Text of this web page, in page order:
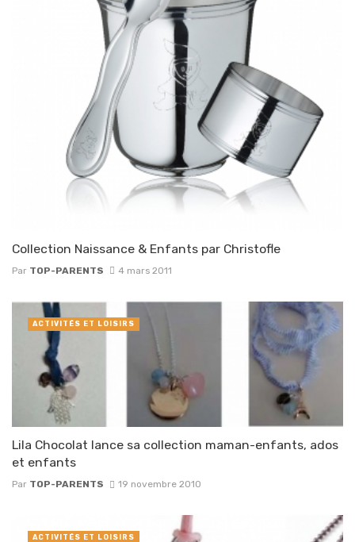
Collection Naissance & Enfants par Christofle
Par TOP-PARENTS 4 mars 2011
Lila Chocolat lance sa collection maman-enfants, ados
et enfants
Par TOP-PARENTS 19 novembre 2010
ACTIVITÉS ET LOISIRS
ACTIVITÉS ET LOISIRS